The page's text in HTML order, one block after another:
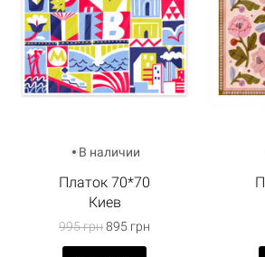
В наличии
Платок 70*70
Киев
995 грн895 грн